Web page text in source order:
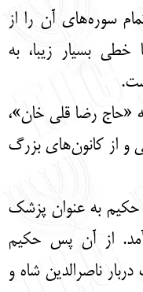
سوره‌های آن را از
بسیار زیبا، به
رضا قلی خان»،
و از کانون‌های بزرگ
حکیم به عنوان پزشک
از آن پس حکیم
ناصرالدین شاه و